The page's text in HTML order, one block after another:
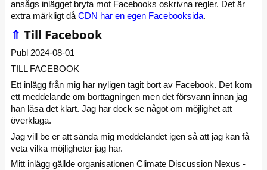
ansågs inlägget bryta mot Facebooks oskrivna regler. Det är
extra märkligt då CDN har en egen Facebooksida.
⇑ Till Facebook
Publ 2024-08-01
TILL FACEBOOK
Ett inlägg från mig har nyligen tagit bort av Facebook. Det kom
ett meddelande om borttagningen men det försvann innan jag
han läsa det klart. Jag har dock se något om möjlighet att
överklaga.
Jag vill be er att sända mig meddelandet igen så att jag kan få
veta vilka möjligheter jag har.
Mitt inlägg gällde organisationen Climate Discussion Nexus -